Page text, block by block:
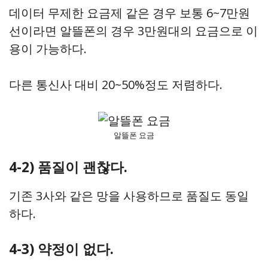
데이터 무제한 요금제 같은 경우 보통 6~7만원
선이라면 알뜰폰의 경우 3만원대의 요금으로 이
용이 가능하다.
다른 통신사 대비 20~50%정도 저렴하다.
알뜰폰 요금
4-2) 품질이 괜찮다.
기존 3사와 같은 망을 사용하므로 품질도 동일
하다.
4-3) 약정이 없다.